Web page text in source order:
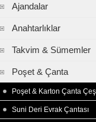
Ajandalar
Anahtarlıklar
Takvim & Sümemler
Poşet & Çanta
Poşet & Karton Çanta
Suni Deri Evrak Çantası